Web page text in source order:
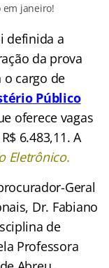
em janeiro!
definida a
da prova
cargo de
Público
oferece vagas
6.483,11. A
Eletrônico.
Geral
Dr. Fabiano
de
Professora